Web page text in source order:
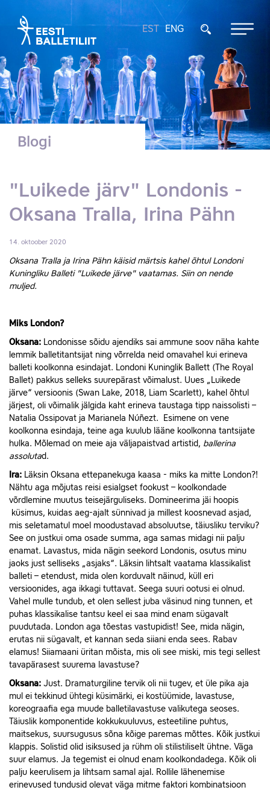
EST ENG
Blogi
"Luikede järv" Londonis -
Oksana Tralla, Irina Pähn
14. oktoober 2020
Oksana Tralla ja Irina Pähn käisid märtsis kahel õhtul Londoni
Kuningliku Balleti "Luikede järve" vaatamas. Siin on nende
muljed.
Miks London?
Oksana: Londonisse sõidu ajendiks sai ammune soov näha kahte
lemmik balletitantsijat ning võrrelda neid omavahel kui erineva
balleti koolkonna esindajat. Londoni Kuninglik Ballett (The Royal
Ballet) pakkus selleks suurepärast võimalust. Uues „Luikede
järve“ versioonis (Swan Lake, 2018, Liam Scarlett), kahel õhtul
järjest, oli võimalik jälgida kaht erineva taustaga tipp naissolisti –
Natalia Ossipovat ja Marianela Núñezt. Esimene on vene
koolkonna esindaja, teine aga kuulub lääne koolkonna tantsijate
hulka. Mõlemad on meie aja väljapaistvad artistid, ballerina
assolutad.
Ira: Läksin Oksana ettepanekuga kaasa - miks ka mitte London?!
Nähtu aga mõjutas reisi esialgset fookust – koolkondade
võrdlemine muutus teisejärguliseks. Domineerima jäi hoopis
küsimus, kuidas aeg-ajalt sünnivad ja millest koosnevad asjad,
mis seletamatul moel moodustavad absoluutse, täiusliku terviku?
See on justkui oma osade summa, aga samas midagi nii palju
enamat. Lavastus, mida nägin seekord Londonis, osutus minu
jaoks just selliseks „asjaks“. Läksin lihtsalt vaatama klassikalist
balleti – etendust, mida olen korduvalt näinud, küll eri
versioonides, aga ikkagi tuttavat. Seega suuri ootusi ei olnud.
Vahel mulle tundub, et olen sellest juba väsinud ning tunnen, et
puhas klassikalise tantsu keel ei saa mind enam sügavalt
puudutada. London aga tõestas vastupidist! See, mida nägin,
erutas nii sügavalt, et kannan seda siiani enda sees. Rabav
elamus! Siiamaani üritan mõista, mis oli see miski, mis tegi sellest
tavapärasest suurema lavastuse?
Oksana: Just. Dramaturgiline tervik oli nii tugev, et üle pika aja
mul ei tekkinud ühtegi küsimärki, ei kostüümide, lavastuse,
koreograafia ega muude balletilavastuse valikutega seoses.
Täiuslik komponentide kokkukuuluvus, esteetiline puhtus,
maitsekus, suursugusus sõna kõige paremas mõttes. Kõik justkui
klappis. Solistid olid isiksused ja rühm oli stilistiliselt ühtne. Väga
suur elamus. Ja tegemist ei olnud enam koolkondadega. Kõik oli
palju keerulisem ja lihtsam samal ajal. Rollile lähenemise
erinevused tundusid olevat väga mitme faktori kombinatsioon